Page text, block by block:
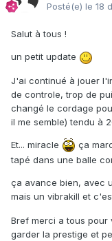
Posté(e) le 18
Salut à tous !
un petit update
J'ai continué à jouer
de controle, trop de
changé le cordage
il me semble) tendu à
Et... miracle
ça
tapé dans une balle
ça avance bien, avec
mais un vibrakill et
Bref merci a tous pour
garder la prestige et